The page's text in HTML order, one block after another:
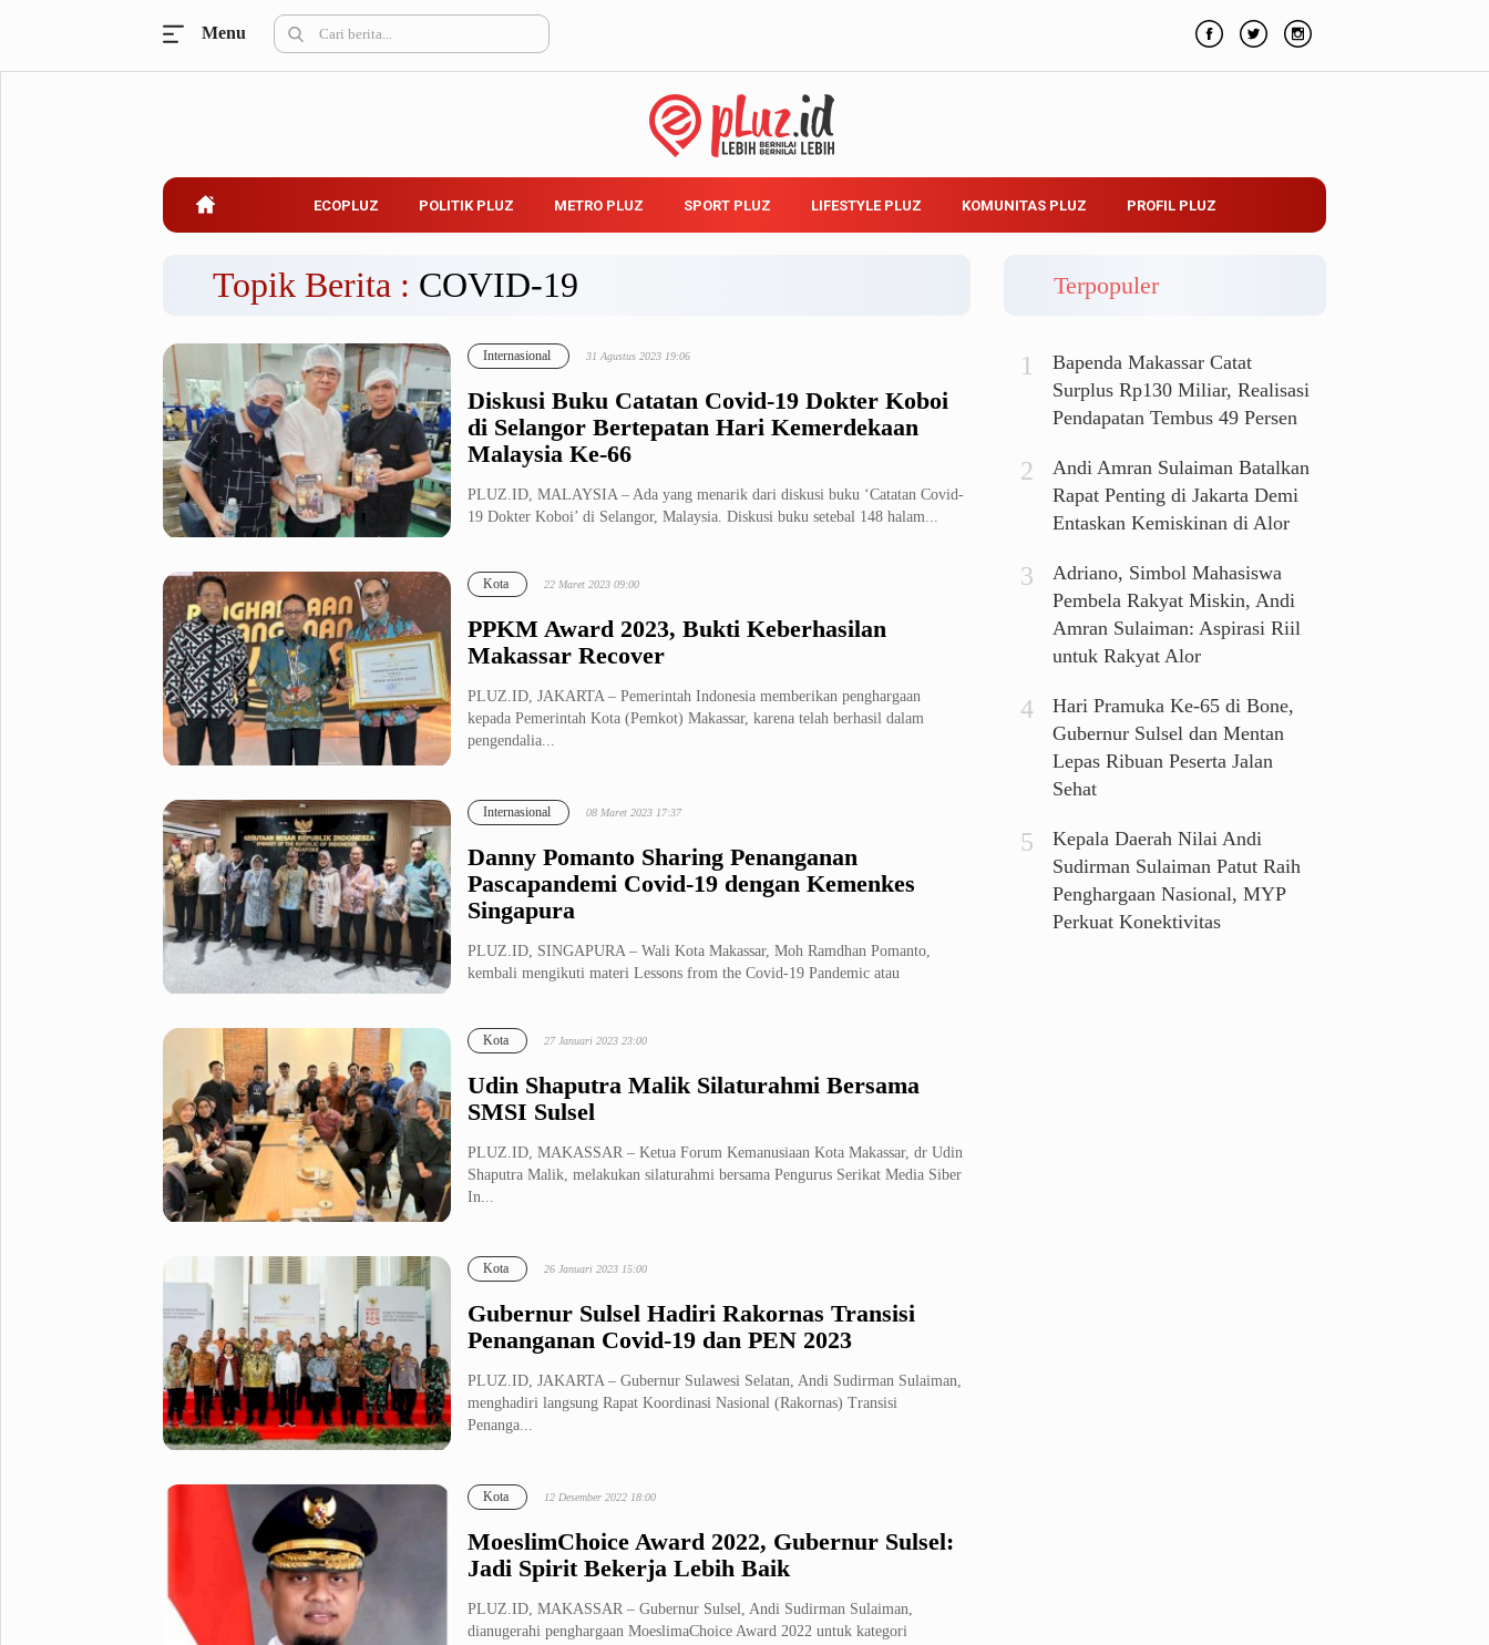
Belanja
Kuliner
Partai Politik
Pilpres
Hukum & Kriminal
Internasional
Citizen
Pemerintahan
Bulutangkis
Golf
Infotainment
Parenting
Menu
ECOPLUZ POLITIK PLUZ METRO PLUZ SPORT PLUZ LIFESTYLE PLUZ KOMUNITAS PLUZ PROFIL PLUZ
Topik Berita : COVID-19
Diskusi Buku Catatan Covid-19 Dokter Koboi
di Selangor Bertepatan Hari Kemerdekaan
Malaysia Ke-66
Internasional 31 Agustus 2023 19:06
PLUZ.ID, MALAYSIA – Ada yang menarik dari diskusi buku ‘Catatan Covid-
19 Dokter Koboi’ di Selangor, Malaysia. Diskusi buku setebal 148 halam...
PPKM Award 2023, Bukti Keberhasilan
Makassar Recover
Kota 22 Maret 2023 09:00
PLUZ.ID, JAKARTA – Pemerintah Indonesia memberikan penghargaan
kepada Pemerintah Kota (Pemkot) Makassar, karena telah berhasil dalam
pengendalia...
Danny Pomanto Sharing Penanganan
Pascapandemi Covid-19 dengan Kemenkes
Singapura
Internasional 08 Maret 2023 17:37
PLUZ.ID, SINGAPURA – Wali Kota Makassar, Moh Ramdhan Pomanto,
kembali mengikuti materi Lessons from the Covid-19 Pandemic atau
Udin Shaputra Malik Silaturahmi Bersama
SMSI Sulsel
Kota 27 Januari 2023 23:00
PLUZ.ID, MAKASSAR – Ketua Forum Kemanusiaan Kota Makassar, dr Udin
Shaputra Malik, melakukan silaturahmi bersama Pengurus Serikat Media Siber
In...
Gubernur Sulsel Hadiri Rakornas Transisi
Penanganan Covid-19 dan PEN 2023
Kota 26 Januari 2023 15:00
PLUZ.ID, JAKARTA – Gubernur Sulawesi Selatan, Andi Sudirman Sulaiman,
menghadiri langsung Rapat Koordinasi Nasional (Rakornas) Transisi
Penanga...
MoeslimChoice Award 2022, Gubernur Sulsel:
Jadi Spirit Bekerja Lebih Baik
Kota 12 Desember 2022 18:00
PLUZ.ID, MAKASSAR – Gubernur Sulsel, Andi Sudirman Sulaiman,
dianugerahi penghargaan MoeslimaChoice Award 2022 untuk kategori
Terpopuler
Bapenda Makassar Catat
Surplus Rp130 Miliar, Realisasi
Pendapatan Tembus 49 Persen
Andi Amran Sulaiman Batalkan
Rapat Penting di Jakarta Demi
Entaskan Kemiskinan di Alor
Adriano, Simbol Mahasiswa
Pembela Rakyat Miskin, Andi
Amran Sulaiman: Aspirasi Riil
untuk Rakyat Alor
Hari Pramuka Ke-65 di Bone,
Gubernur Sulsel dan Mentan
Lepas Ribuan Peserta Jalan
Sehat
Kepala Daerah Nilai Andi
Sudirman Sulaiman Patut Raih
Penghargaan Nasional, MYP
Perkuat Konektivitas